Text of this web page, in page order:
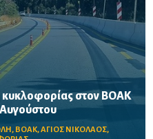
κυκλοφορίας στον ΒΟΑΚ
Αυγούστου
, ΒΟΑΚ,ΑΓΙΟΣ ΝΙΚΟΛΑΟΣ,
09:00 έως τις 17:00 το τμήμα
στο ύψος της
λόγω
επισφαλών βραχωδών